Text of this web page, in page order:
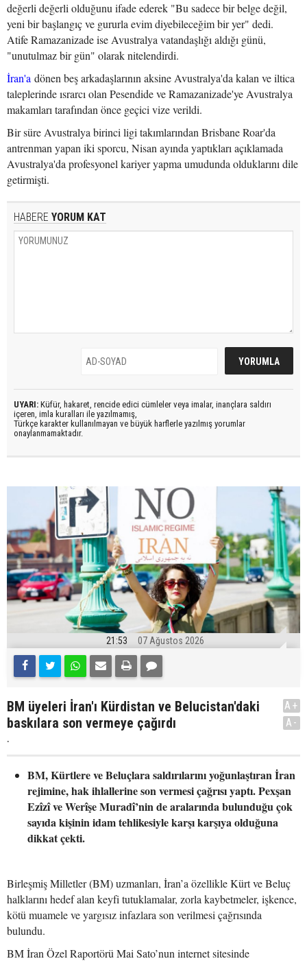
değerli değerli olduğunu ifade ederek "Bu sadece bir belge değil,
yeni bir başlangıç ve gururla evim diyebileceğim bir yer" dedi.
Atife Ramazanizade ise Avustralya vatandaşlığı aldığı günü,
"unutulmaz bir gün" olarak nitelendirdi.
İran'a dönen beş arkadaşlarının aksine Avustralya'da kalan ve iltica
taleplerinde ısrarcı olan Pesendide ve Ramazanizade'ye Avustralya
makamları tarafından önce geçici vize verildi.
Bir süre Avustralya birinci ligi takımlarından Brisbane Roar'da
antrenman yapan iki sporcu, Nisan ayında yaptıkları açıklamada
Avustralya'da profesyonel kariyer yapma umudunda olduklarını dile
getirmişti.
HABERE YORUM KAT
UYARI: Küfür, hakaret, rencide edici cümleler veya imalar, inançlara saldırı
içeren, imla kuralları ile yazılmamış,
Türkçe karakter kullanılmayan ve büyük harflerle yazılmış yorumlar
onaylanmamaktadır.
21:53 07 Ağustos 2026
BM üyeleri İran'ı Kürdistan ve Belucistan'daki
baskılara son vermeye çağırdı
.
A+
A-
BM, Kürtlere ve Beluçlara saldırılarını yoğunlaştıran İran
rejimine, hak ihlallerine son vermesi çağrısı yaptı. Pexşan
Ezîzî ve Werîşe Muradî’nin de aralarında bulunduğu çok
sayıda kişinin idam tehlikesiyle karşı karşıya olduğuna
dikkat çekti.
Birleşmiş Milletler (BM) uzmanları, İran’a özellikle Kürt ve Beluç
halklarını hedef alan keyfi tutuklamalar, zorla kaybetmeler, işkence,
kötü muamele ve yargısız infazlara son verilmesi çağrısında
bulundu.
BM İran Özel Raportörü Mai Sato’nun internet sitesinde